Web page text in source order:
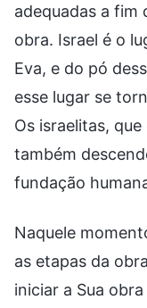
adequadas a fim
obra. Israel é o
Eva, e do pó
esse lugar se
Os israelitas,
também
fundação
Naquele
as etapas da
iniciar a Sua